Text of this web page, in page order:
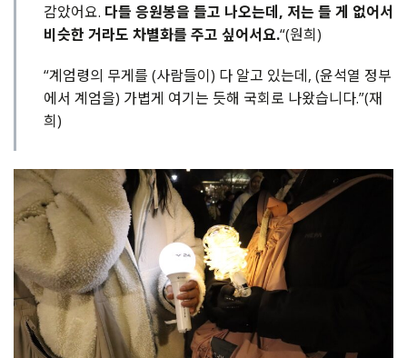
감았어요. 다들 응원봉을 들고 나오는데, 저는 들 게 없어서
비슷한 거라도 차별화를 주고 싶어서요.“(원희)
“계엄령의 무게를 (사람들이) 다 알고 있는데, (윤석열 정부
에서 계엄을) 가볍게 여기는 듯해 국회로 나왔습니다.”(재
희)